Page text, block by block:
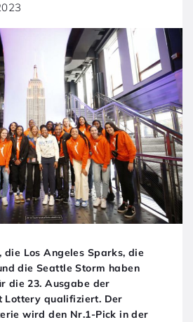
die Los Angeles Sparks, die
die Seattle Storm haben
die 23. Ausgabe der
Lottery qualifiziert. Der
wird den Nr.1-Pick in der